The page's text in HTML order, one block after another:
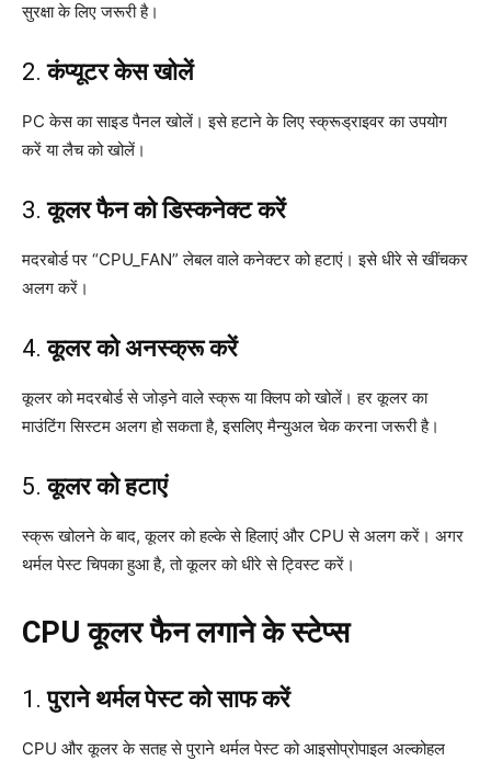
सुरक्षा के लिए जरूरी है।
2.कंप्यूटर केस खोलें
PC केस का साइड पैनल खोलें। इसे हटाने के लिए स्क्रूड्राइवर का उपयोग
करें या लैच को खोलें।
3.कूलर फैन को डिस्कनेक्ट करें
मदरबोर्ड पर “CPU_FAN” लेबल वाले कनेक्टर को हटाएं। इसे धीरे से खींचकर
अलग करें।
4.कूलर को अनस्क्रू करें
कूलर को मदरबोर्ड से जोड़ने वाले स्क्रू या क्लिप को खोलें। हर कूलर का
माउंटिंग सिस्टम अलग हो सकता है, इसलिए मैन्युअल चेक करना जरूरी है।
5.कूलर को हटाएं
स्क्रू खोलने के बाद, कूलर को हल्के से हिलाएं और CPU से अलग करें। अगर
थर्मल पेस्ट चिपका हुआ है, तो कूलर को धीरे से ट्विस्ट करें।
CPU कूलर फैन लगाने के स्टेप्स
1.पुराने थर्मल पेस्ट को साफ करें
CPU और कूलर के सतह से पुराने थर्मल पेस्ट को आइसोप्रोपाइल अल्कोहल